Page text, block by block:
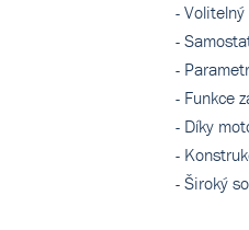
-
-
-
- Funkce
- Díky
-
- Široký